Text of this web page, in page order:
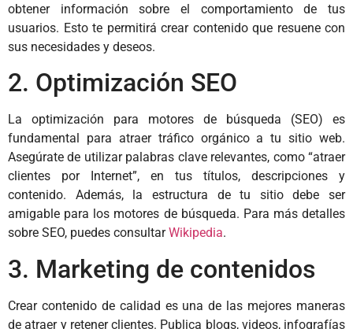
obtener información sobre el comportamiento de tus
usuarios. Esto te permitirá crear contenido que resuene con
sus necesidades y deseos.
2. Optimización SEO
La optimización para motores de búsqueda (SEO) es
fundamental para atraer tráfico orgánico a tu sitio web.
Asegúrate de utilizar palabras clave relevantes, como “atraer
clientes por Internet”, en tus títulos, descripciones y
contenido. Además, la estructura de tu sitio debe ser
amigable para los motores de búsqueda. Para más detalles
sobre SEO, puedes consultarWikipedia.
3. Marketing de contenidos
Crear contenido de calidad es una de las mejores maneras
de atraer y retener clientes. Publica blogs, videos, infografías